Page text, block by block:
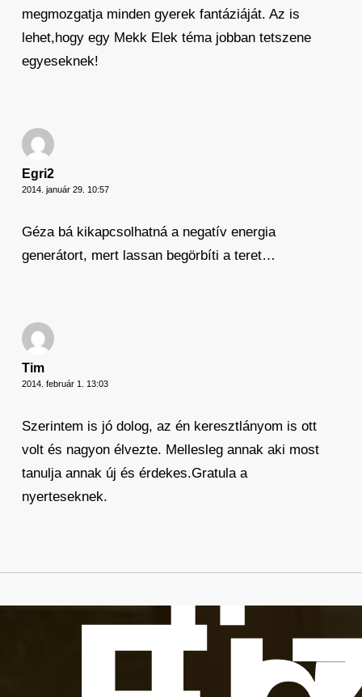
megmozgatja minden gyerek fantáziáját. Az is
lehet,hogy egy Mekk Elek téma jobban tetszene
egyeseknek!
Egri2
2014. január 29. 10:57
Géza bá kikapcsolhatná a negatív energia
generátort, mert lassan begörbíti a teret…
Tim
2014. február 1. 13:03
Szerintem is jó dolog, az én keresztlányom is ott
volt és nagyon élvezte. Mellesleg annak aki most
tanulja annak új és érdekes.Gratula a
nyerteseknek.